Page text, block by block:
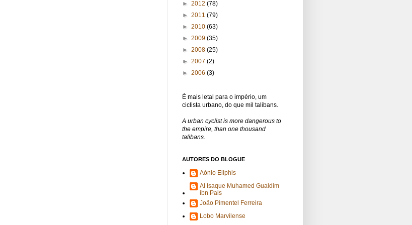
► 2012 (78)
► 2011 (79)
► 2010 (63)
► 2009 (35)
► 2008 (25)
► 2007 (2)
► 2006 (3)
É mais letal para o império, um
ciclista urbano, do que mil talibans.
A urban cyclist is more dangerous to
the empire, than one thousand
talibans.
AUTORES DO BLOGUE
Aónio Eliphis
Al Isaque Muhamed Gualdim
ibn Pais
João Pimentel Ferreira
Lobo Marvilense